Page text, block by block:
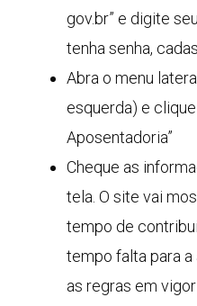
gov.br” e digite
tenha senha,
Abra o menu
esquerda) e
Aposentadoria”
Cheque as
tela. O site vai
tempo de
tempo falta para
as regras em vigor